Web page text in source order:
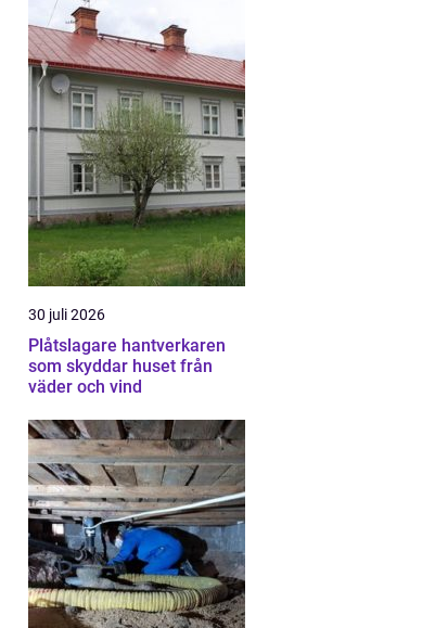
30 juli 2026
Plåtslagare hantverkaren
som skyddar huset från
väder och vind